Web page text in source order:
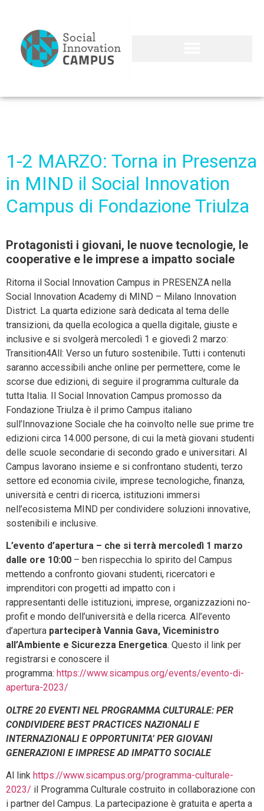
1-2 MARZO: Torna in Presenza
in MIND il Social Innovation
Campus di Fondazione Triulza
Protagonisti i giovani, le nuove tecnologie, le
cooperative e le imprese a impatto sociale
Ritorna il Social Innovation Campus in PRESENZA nella
Social Innovation Academy di MIND – Milano Innovation
District. La quarta edizione sarà dedicata al tema delle
transizioni, da quella ecologica a quella digitale, giuste e
inclusive e si svolgerà mercoledì 1 e giovedì 2 marzo:
Transition4All: Verso un futuro sostenibile. Tutti i contenuti
saranno accessibili anche online per permettere, come le
scorse due edizioni, di seguire il programma culturale da
tutta Italia. Il Social Innovation Campus promosso da
Fondazione Triulza è il primo Campus italiano
sull’Innovazione Sociale che ha coinvolto nelle sue prime tre
edizioni circa 14.000 persone, di cui la metà giovani studenti
delle scuole secondarie di secondo grado e universitari. Al
Campus lavorano insieme e si confrontano studenti, terzo
settore ed economia civile, imprese tecnologiche, finanza,
università e centri di ricerca, istituzioni immersi
nell’ecosistema MIND per condividere soluzioni innovative,
sostenibili e inclusive.
L’evento d’apertura – che si terrà mercoledì 1 marzo
dalle ore 10:00 – ben rispecchia lo spirito del Campus
mettendo a confronto giovani studenti, ricercatori e
imprenditori con progetti ad impatto con i
rappresentanti delle istituzioni, imprese, organizzazioni no-
profit e mondo dell’università e della ricerca. All’evento
d’apertura parteciperà Vannia Gava, Viceministro
all’Ambiente e Sicurezza Energetica. Questo il link per
registrarsi e conoscere il
programma: https://www.sicampus.org/events/evento-di-
apertura-2023/
OLTRE 20 EVENTI NEL PROGRAMMA CULTURALE: PER
CONDIVIDERE BEST PRACTICES NAZIONALI E
INTERNAZIONALI E OPPORTUNITA’ PER GIOVANI
GENERAZIONI E IMPRESE AD IMPATTO SOCIALE
Al link https://www.sicampus.org/programma-culturale-
2023/ il Programma Culturale costruito in collaborazione con
i partner del Campus. La partecipazione è gratuita e aperta a